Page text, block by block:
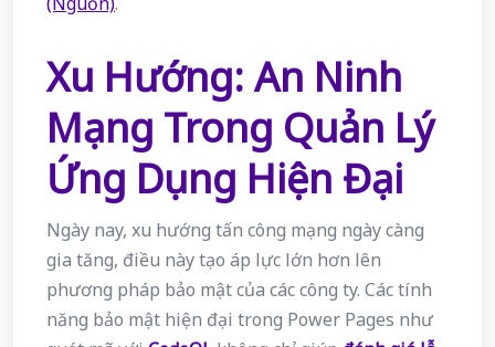
Xu Hướng: An Ninh
Mạng Trong Quản Lý
Ứng Dụng Hiện Đại
Ngày nay, xu hướng tấn công mạng ngày càng
gia tăng, điều này tạo áp lực lớn hơn lên
phương pháp bảo mật của các công ty. Các tính
năng bảo mật hiện đại trong Power Pages như